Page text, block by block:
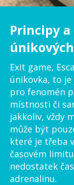
Principy
Exit game,
únikovka, to
pro fenomén
místnosti či
jakkoliv, vždy
může být
které je třeba
časovém
nedostatek
adrenalinu.